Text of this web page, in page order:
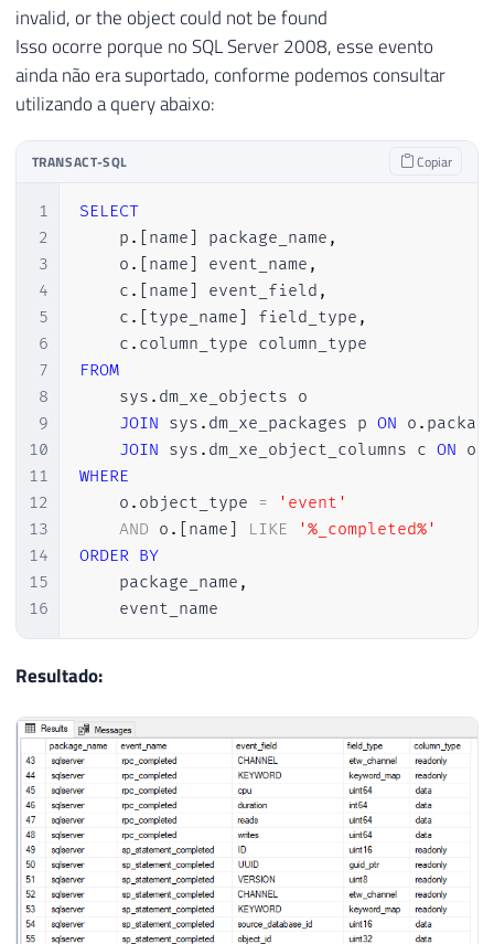
invalid, or the object could not be found
Isso ocorre porque no SQL Server 2008, esse evento
ainda não era suportado, conforme podemos consultar
utilizando a query abaixo:
TRANSACT-SQL Copiar
1
2
3
4
5
6
7
8
9
10
11
12
13
14
15
16
SELECT
    p
. [name] package_name ,
    o
. [name] event_name ,
    c
. [name] event_field ,
    c
. [type_name] field_type ,
    c
.
FROM
    sys
. dm_xe_objects o
JOIN sys . dm_xe_packages p ON o .
JOIN sys . dm_xe_object_columns c ON o
WHERE
    o
. object_type =
'event'
AND o . [name] LIKE
'%_completed%'
ORDER BY
    package_name
,
    event_name
Resultado: